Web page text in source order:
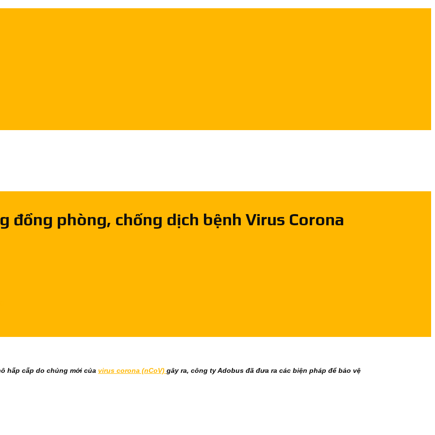
đồng phòng, chống dịch bệnh Virus Corona
hấp cấp do chủng mới của virus corona (nCoV) gây ra, công ty Adobus đã đưa ra các biện pháp để bảo vệ